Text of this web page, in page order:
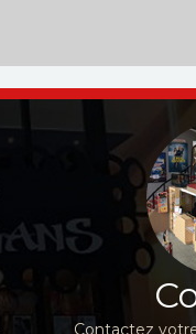
Contactez